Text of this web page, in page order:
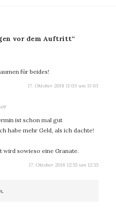
vor dem Auftritt“
für beides!
17. Oktober 2018 11:03 um 11:03
sagt:
ist schon mal gut
habe mehr Geld, als ich dachte!
wird sowieso eine Granate.
17. Oktober 2018 12:55 um 12:55